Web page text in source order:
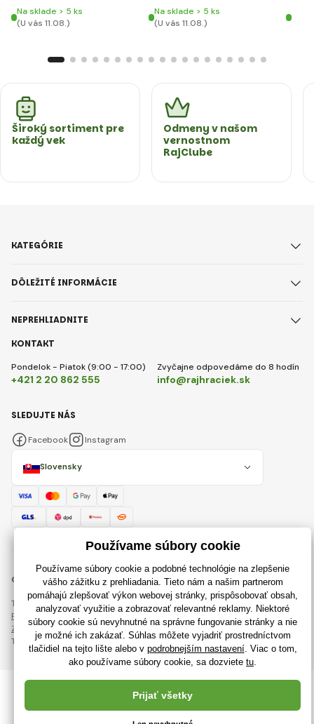
Na sklade > 5 ks
(U vás 11.08.)
Na sklade > 5 ks
(U vás 11.08.)
Široký sortiment pre
každý vek
Odmeny v našom
vernostnom
RajClube
KONTAKT
Pondelok - Piatok (9:00 - 17:00)
+421 2 20 862 555
Zvyčajne odpovedáme do 8 hodín
info@rajhraciek.sk
KATEGÓRIE
DÔLEŽITÉ INFORMÁCIE
NEPREHLIADNITE
Slovensky
SLEDUJTE NÁS
Facebook Instagram
© 2018 - 2026 RajHraciek.sk, Všetky práva vyhradené
Táto stránka je chránená pomocou reCAPTCHA a uplatňujú sa
Pravidlá ochrany osobných údajov
spoločnosti Google a ich
Zmluvné podmienky.
Tvorba výkonných internetových obchodov odRIESENIA